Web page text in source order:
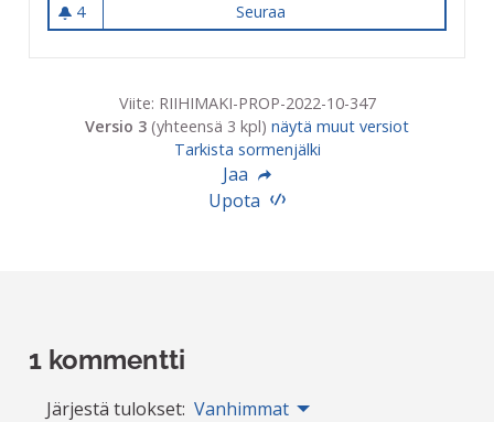
4
4 seuraajaa
Seuraa
Viite: RIIHIMAKI-PROP-2022-10-347
Versio 3 (yhteensä 3 kpl) näytä muut versiot
Tarkista sormenjälki
Jaa
Upota
1 kommentti
Järjestä tulokset: Vanhimmat